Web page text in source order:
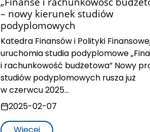
– nowy kierunek studiów
podyplomowych
Katedra Finansów i Polityki
uruchomia studia podyplomowe
i rachunkowość budżetowa” Nowy
studiów podyplomowych rusza już
w czerwcu 2025…
2025-02-07